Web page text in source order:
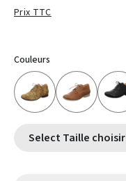
Prix TTC
Couleurs
Select Taille choisir